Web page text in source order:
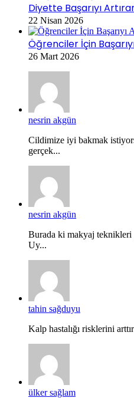
Diyette Başarıyı
22 Nisan 2026
Öğrenciler İçin
26 Mart 2026
nesrin akgün
Cildimize iyi bakmak
gerçek...
nesrin akgün
Burada ki makyaj teknikleri
Uy...
tahin sağduyu
Kalp hastalığı risklerini
ülker sağlam